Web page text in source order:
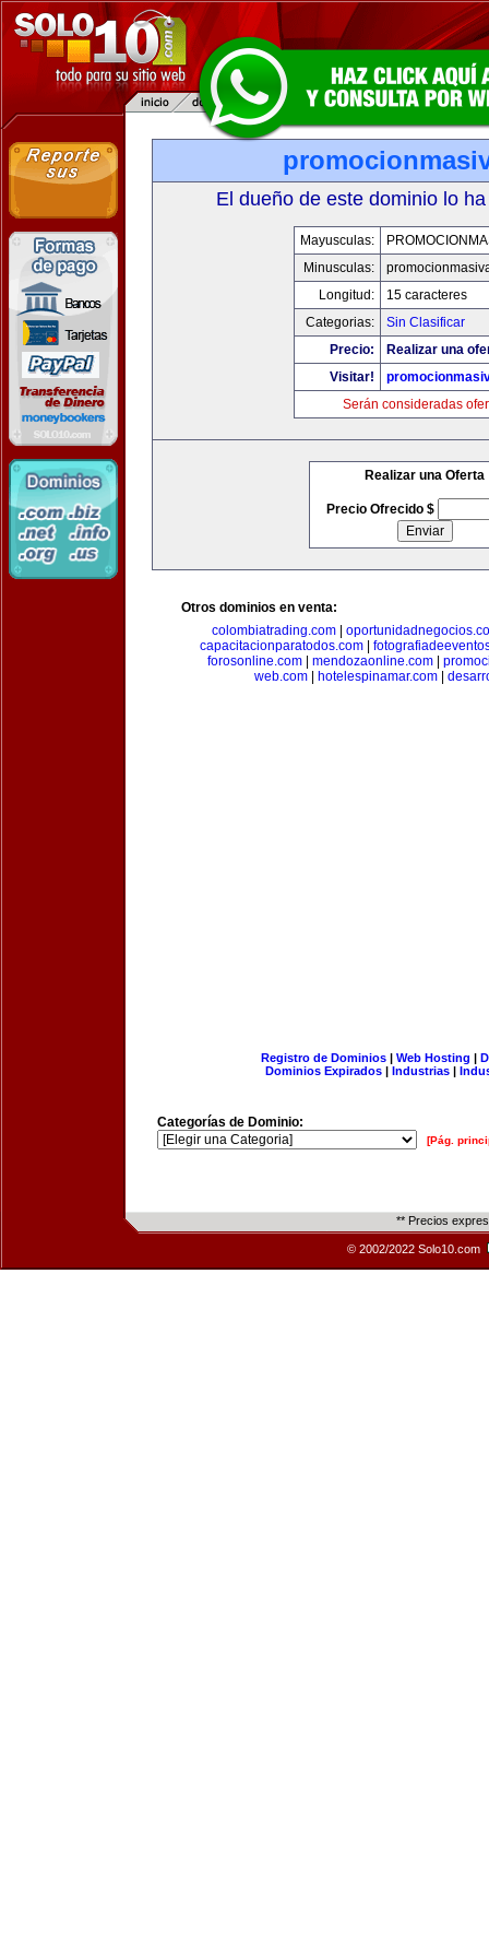
El dueño de este dominio lo
Mayusculas:
Minusculas:
Longitud:
15 caracteres
Categorias:
Sin Clasificar
Precio:
Realizar una
Visitar!
Serán consideradas
Realizar una Oferta
Precio Ofrecido $
Otros dominios en venta:
colombiatrading.com|
capacitacionparatodos.com
forosonline.com| mendozaonline.com|
web.com
hotelespinamar.com
Registro de Dominios| Web Hosting |
Dominios Expirados | Industrias |
Categorías de Dominio:
[Pág.
** Precios
© 2002/2022 Solo10.com